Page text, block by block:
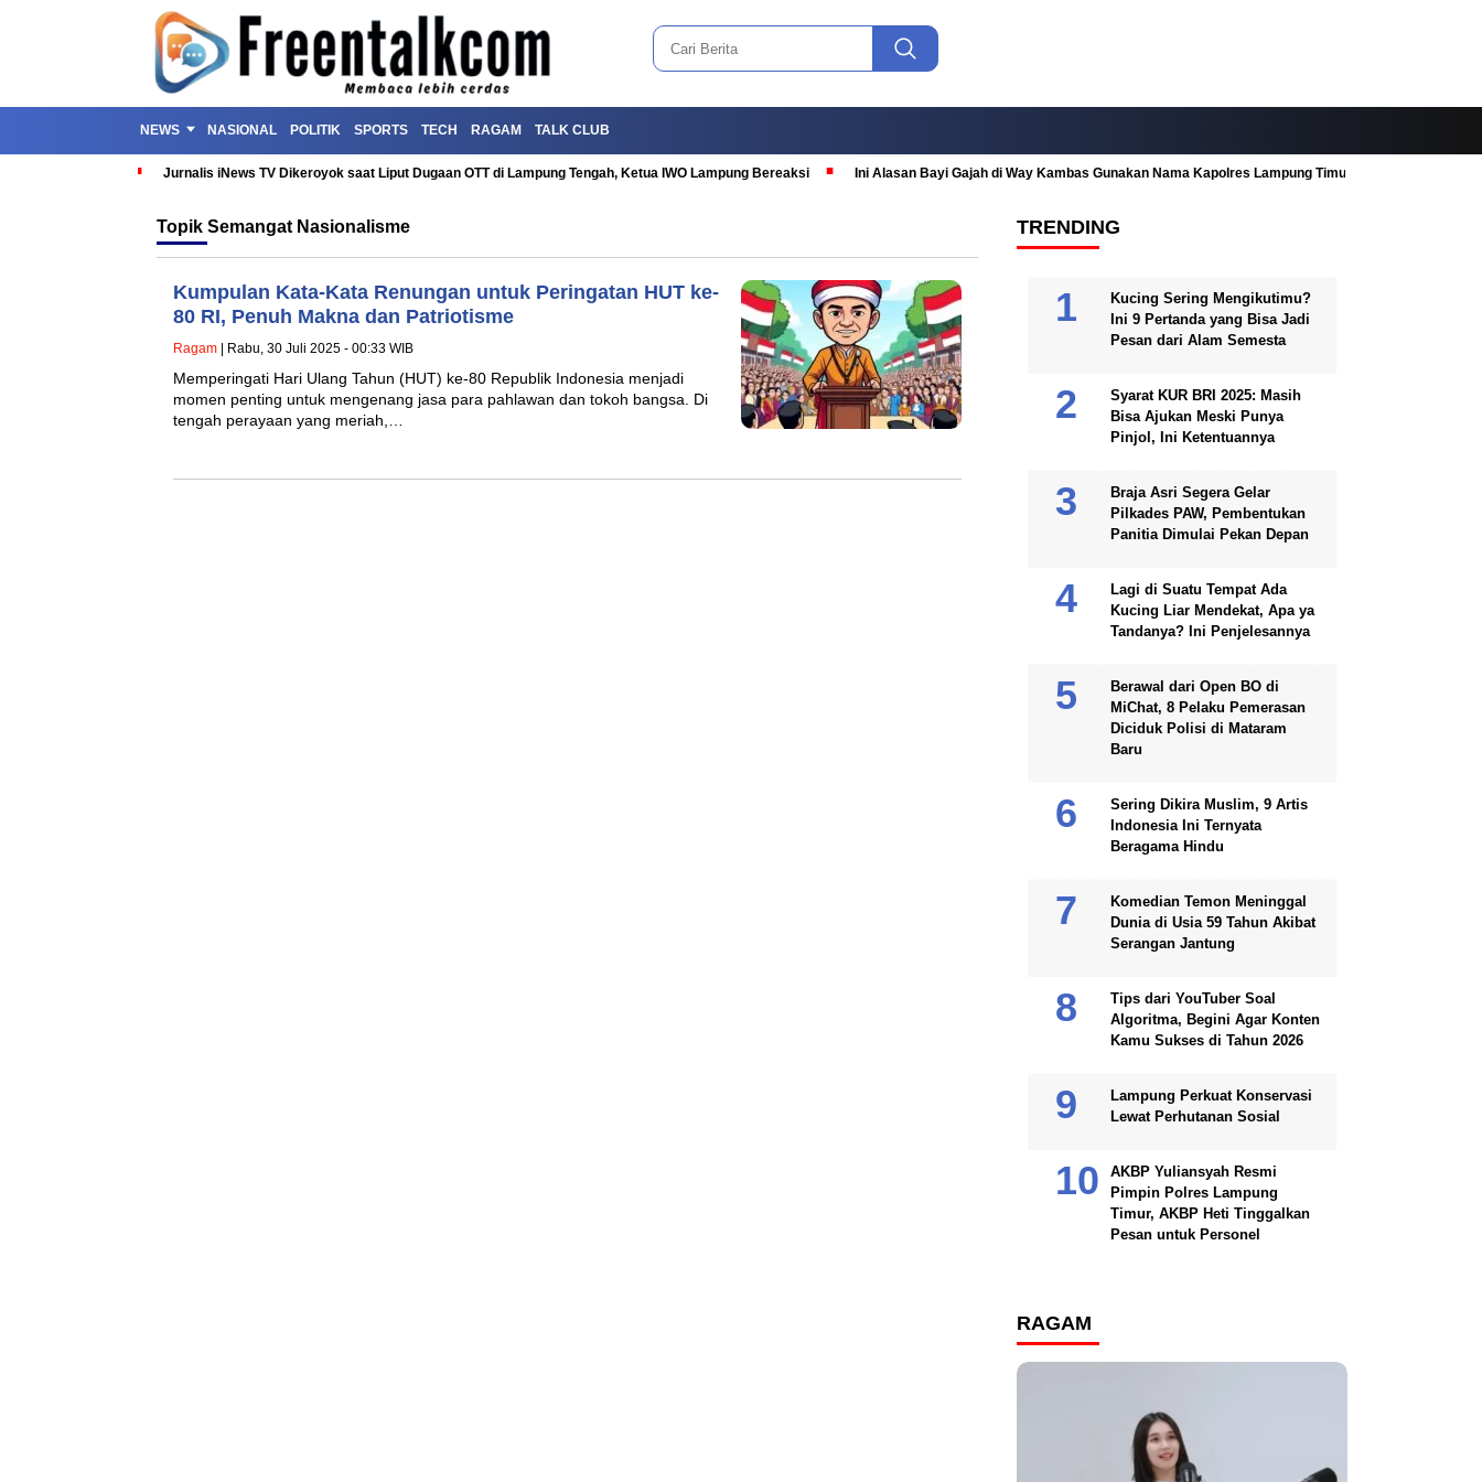
NEWS NASIONAL POLITIK SPORTS TECH RAGAM TALK CLUB
Jurnalis iNews TV Dikeroyok saat Liput Dugaan OTT di Lampung Tengah, Ketua IWO Lampung Bereaksi Ini Alasan Bayi Gajah di Way Kambas Gunakan Nama Kapolres Lampung Timur
Topik Semangat Nasionalisme
Kumpulan Kata-Kata Renungan untuk Peringatan HUT ke-
80 RI, Penuh Makna dan Patriotisme
Ragam | Rabu, 30 Juli 2025 - 00:33 WIB
Memperingati Hari Ulang Tahun (HUT) ke-80 Republik Indonesia menjadi
momen penting untuk mengenang jasa para pahlawan dan tokoh bangsa. Di
tengah perayaan yang meriah,…
TRENDING
Kucing Sering Mengikutimu?
Ini 9 Pertanda yang Bisa Jadi
Pesan dari Alam Semesta
Syarat KUR BRI 2025: Masih
Bisa Ajukan Meski Punya
Pinjol, Ini Ketentuannya
Braja Asri Segera Gelar
Pilkades PAW, Pembentukan
Panitia Dimulai Pekan Depan
Lagi di Suatu Tempat Ada
Kucing Liar Mendekat, Apa ya
Tandanya? Ini Penjelesannya
Berawal dari Open BO di
MiChat, 8 Pelaku Pemerasan
Diciduk Polisi di Mataram
Baru
Sering Dikira Muslim, 9 Artis
Indonesia Ini Ternyata
Beragama Hindu
Komedian Temon Meninggal
Dunia di Usia 59 Tahun Akibat
Serangan Jantung
Tips dari YouTuber Soal
Algoritma, Begini Agar Konten
Kamu Sukses di Tahun 2026
Lampung Perkuat Konservasi
Lewat Perhutanan Sosial
AKBP Yuliansyah Resmi
Pimpin Polres Lampung
Timur, AKBP Heti Tinggalkan
Pesan untuk Personel
RAGAM